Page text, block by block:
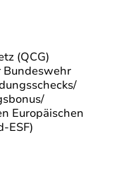
(QCG)
Europäischen
ESF)